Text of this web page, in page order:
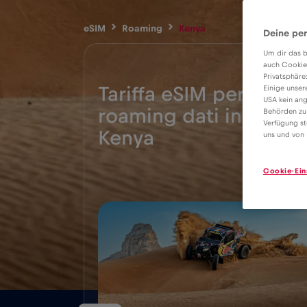
eSIM Roaming Kenya
Tariffa eSIM per il
roaming dati in
Kenya
4€
Deine
Um dir das
auch
Einige
USA kein
Behörden
Verfügung
uns und von
Cookie-